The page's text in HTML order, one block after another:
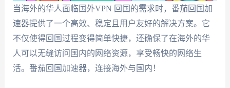
当海外的华人面临国外VPN 回国的需求时，番茄回国加
速器提供了一个高效、稳定且用户友好的解决方案。它
不仅使得回国过程变得简单快捷，还确保了在海外的华
人可以无缝访问国内的网络资源，享受畅快的网络生
活。番茄回国加速器，连接海外与国内！